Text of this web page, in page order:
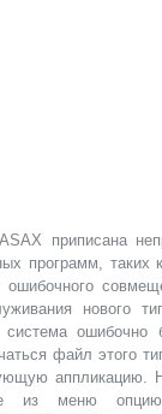
приписана
программ,
ошибочного
нового
ошибочно
файл этого
из меню